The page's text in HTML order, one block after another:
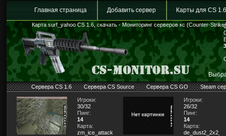
Главная страница Добавить сервер Карты для CS 1.6
Карта surf_yahoo CS 1.6, скачать - Мониторинг серверов кс (Counter-Strike)
Сервера CS 1.6 Сервера CS Source Сервера CS GO Steam
Игроки:
30/32
Пинг:
14
Карта:
zm_ice_attack
Игроки:
26/32
Пинг:
14
Карта: